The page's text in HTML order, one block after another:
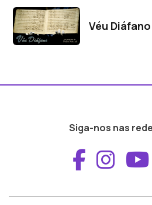
ProgramasVéu Diáfano
Siga-nos nas